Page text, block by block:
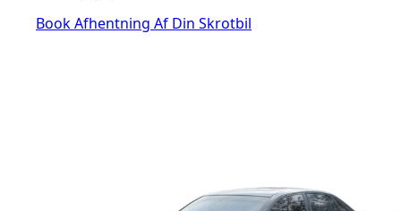
Book Afhentning Af Din Skrotbil